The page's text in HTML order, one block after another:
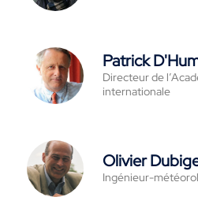
Patrick
Directeur de
internationale
Olivier
Ingénieur-